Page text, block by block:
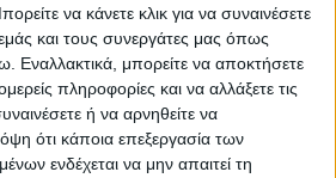
να κάνετε κλικ για να συναινέσετε
και τους συνεργάτες μας όπως
Εναλλακτικά, μπορείτε να αποκτήσετε
πληροφορίες και να αλλάξετε τις
ή να αρνηθείτε να
ότι κάποια επεξεργασία των
ενδέχεται να μην απαιτεί τη
την εφημερίδα ΝΕΟΣ
Google News!
στην περιοχή της
και ευρύτερα της Θεσσαλίας